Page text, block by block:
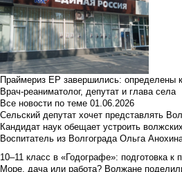
Праймериз ЕР завершились: определены
Врач-реаниматолог, депутат и глава села
Все новости по теме 01.06.2026
Сельский депутат хочет представлять
Кандидат наук обещает устроить
Воспитатель из Волгограда Ольга
10–11 класс в «Годографе»: подготовка к
Море, дача или работа? Волжане